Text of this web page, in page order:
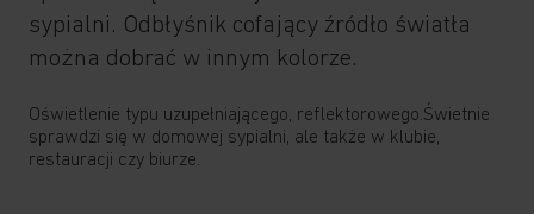
sypialni. Odbłyśnik cofający źródło światła
można dobrać w innym kolorze.
Oświetlenie typu uzupełniającego, reflektorowego.Świetnie
sprawdzi się w domowej sypialni, ale także w klubie,
restauracji czy biurze.